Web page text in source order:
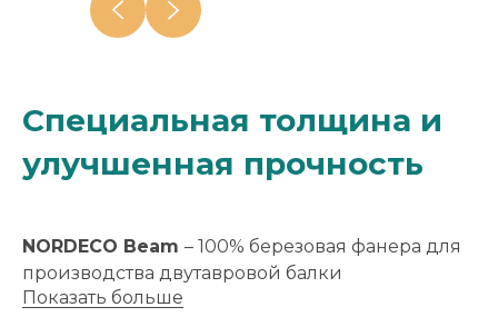
Специальная толщина и
улучшенная прочность
NORDECO Beam – 100% березовая фанера для
производства двутавровой балки
Показать больше